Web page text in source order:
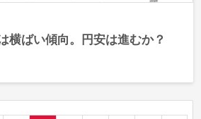
横ばい傾向。円安は進むか？